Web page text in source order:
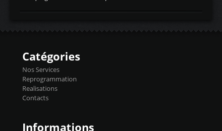
d'admissiontemp ex. pour atmo -30- 80°C
temperaturetemperature ldr moteurtemp
Injecteurs + Flashpro 1370€ TTC Le
précise et performante. Vous pourrez
basculer de la carto sans plomb à Ethanol à
l'aide du flashpro OPTION ECONOMIQUES
Reprog SP 98 sur le calculateur d'origine
450€ TTC Un gain d'environ 10cv et 15nm
Catégories
Nos Services
Reprogrammation
Realisations
Contacts
Informations